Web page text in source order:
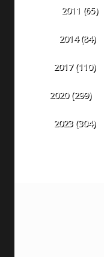
2011 (65)
2014(84)
2017(110)
2020(299)
2023(304)